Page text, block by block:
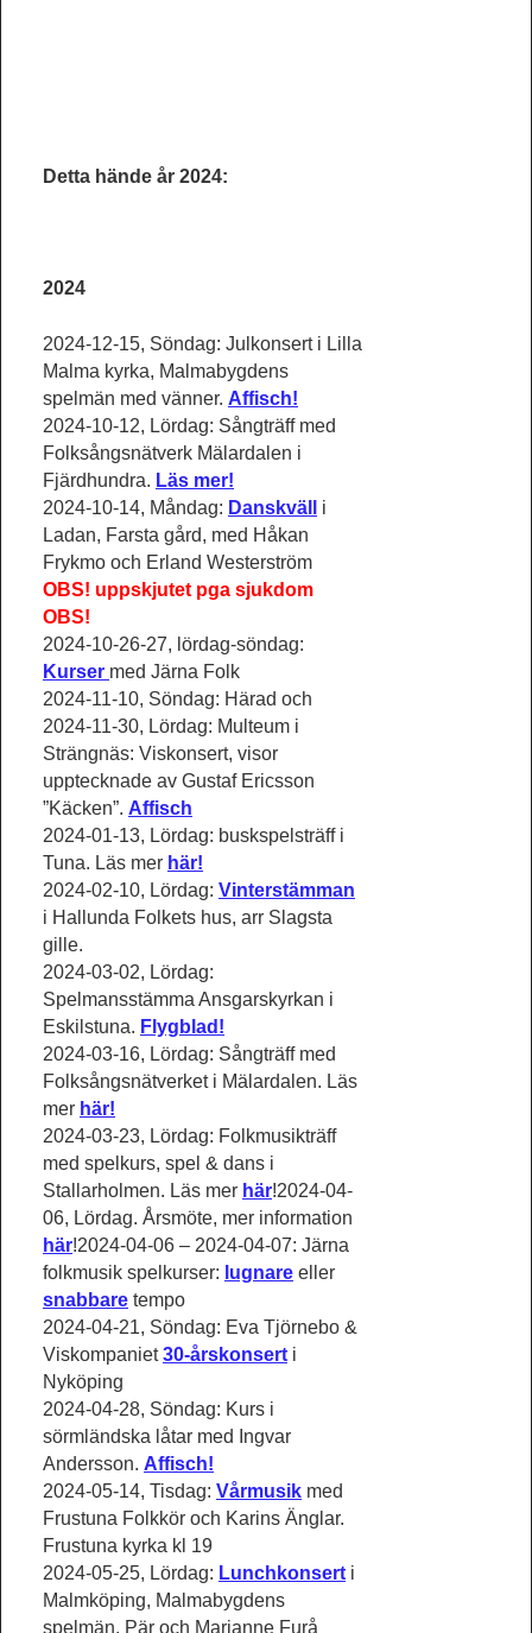
Detta hände år 2024:
2024
2024-12-15, Söndag: Julkonsert i Lilla
Malma kyrka, Malmabygdens
spelmän med vänner. Affisch!
2024-10-12, Lördag: Sångträff med
Folksångsnätverk Mälardalen i
Fjärdhundra. Läs mer!
2024-10-14, Måndag: Danskväll
i
Ladan, Farsta gård, med Håkan
Frykmo och Erland Westerström
OBS! uppskjutet pga sjukdom
OBS!
2024-10-26-27, lördag-söndag:
Kurser med Järna Folk
2024-11-10, Söndag: Härad och
2024-11-30, Lördag: Multeum i
Strängnäs: Viskonsert, visor
upptecknade av Gustaf Ericsson
”Käcken”. Affisch
2024-01-13, Lördag: buskspelsträff i
Tuna. Läs mer här!
2024-02-10, Lördag: Vinterstämman
i Hallunda Folkets hus, arr Slagsta
gille.
2024-03-02, Lördag:
Spelmansstämma Ansgarskyrkan i
Eskilstuna. Flygblad!
2024-03-16, Lördag: Sångträff med
Folksångsnätverket i Mälardalen. Läs
mer här!
2024-03-23, Lördag: Folkmusikträff
med spelkurs, spel & dans i
Stallarholmen. Läs mer här!2024-04-
06, Lördag. Årsmöte, mer information
här!2024-04-06 – 2024-04-07: Järna
folkmusik spelkurser: lugnare eller
snabbare tempo
2024-04-21, Söndag: Eva Tjörnebo &
Viskompaniet30-årskonsert i
Nyköping
2024-04-28, Söndag: Kurs i
sörmländska låtar med Ingvar
Andersson. Affisch!
2024-05-14, Tisdag: Vårmusik med
Frustuna Folkkör och Karins Änglar.
Frustuna kyrka kl 19
2024-05-25, Lördag: Lunchkonsert i
Malmköping, Malmabygdens
spelmän, Pär och Marianne Furå